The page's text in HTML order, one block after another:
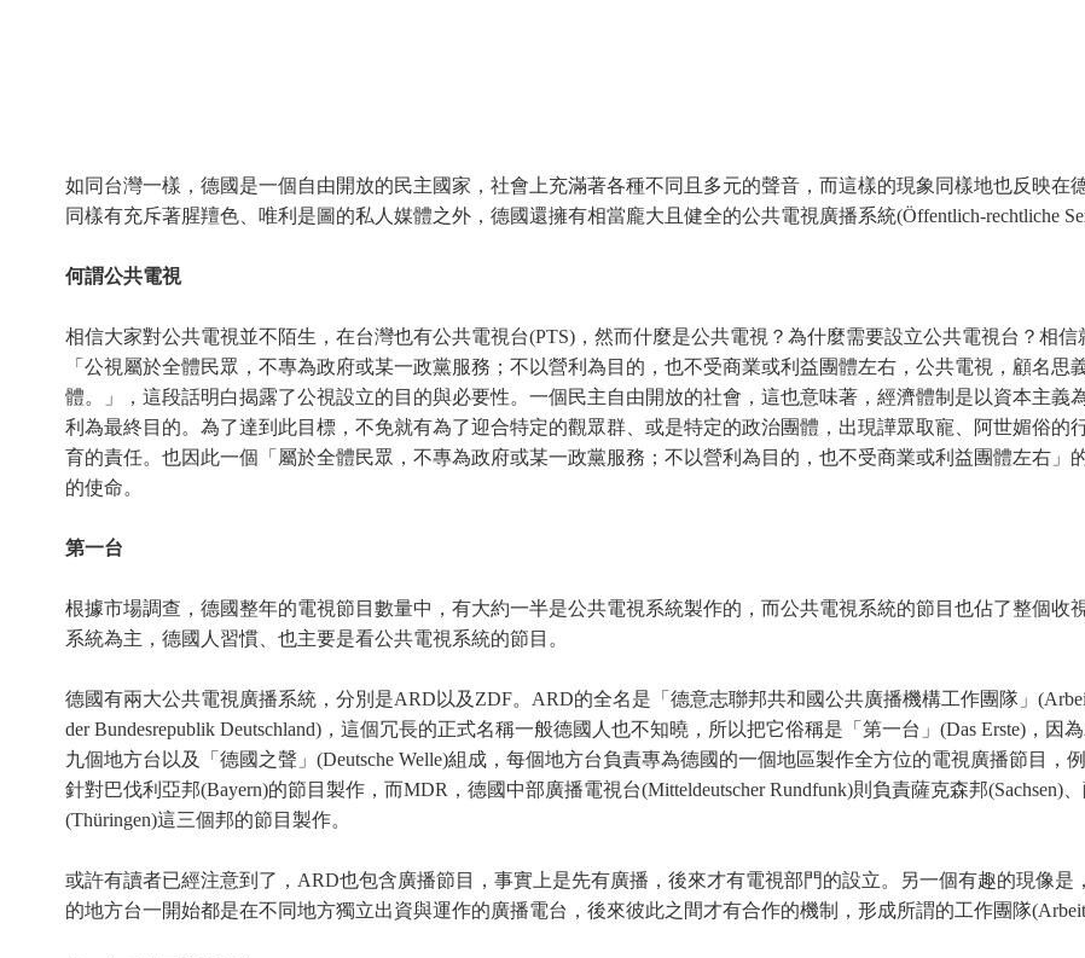
如同台灣一樣，德國是一個自由開放的民主國家，社會上充滿著各種不同且多元的聲音，而這樣的現象同樣地也反映在
同樣有充斥著腥羶色、唯利是圖的私人媒體之外，德國還擁有相當龐大且健全的公共電視廣播系統(Öffentlich-rechtliche
何謂公共電視
相信大家對公共電視並不陌生，在台灣也有公共電視台(PTS)，然而什麼是公共電視？為什麼需要設立公共電視台？相
「公視屬於全體民眾，不專為政府或某一政黨服務；不以營利為目的，也不受商業或利益團體左右，公共電視，顧名
體。」，這段話明白揭露了公視設立的目的與必要性。一個民主自由開放的社會，這也意味著，經濟體制是以資本主義
利為最終目的。為了達到此目標，不免就有為了迎合特定的觀眾群、或是特定的政治團體，出現譁眾取寵、阿世媚俗的
育的責任。也因此一個「屬於全體民眾，不專為政府或某一政黨服務；不以營利為目的，也不受商業或利益團體左右
的使命。
第一台
根據市場調查，德國整年的電視節目數量中，有大約一半是公共電視系統製作的，而公共電視系統的節目也佔了整個收
系統為主，德國人習慣、也主要是看公共電視系統的節目。
德國有兩大公共電視廣播系統，分別是ARD以及ZDF。ARD的全名是「德意志聯邦共和國公共廣播機構工作團隊」
der Bundesrepublik Deutschland)，這個冗長的正式名稱一般德國人也不知曉，所以把它俗稱是「第一台」(Das Erste)，
九個地方台以及「德國之聲」(Deutsche Welle)組成，每個地方台負責專為德國的一個地區製作全方位的電視廣播節目，
針對巴伐利亞邦(Bayern)的節目製作，而MDR，德國中部廣播電視台(Mitteldeutscher Rundfunk)則負責薩克森邦(Sachsen)
(Thüringen)這三個邦的節目製作。
或許有讀者已經注意到了，ARD也包含廣播節目，事實上是先有廣播，後來才有電視部門的設立。另一個有趣的現像
的地方台一開始都是在不同地方獨立出資與運作的廣播電台，後來彼此之間才有合作的機制，形成所謂的工作團隊